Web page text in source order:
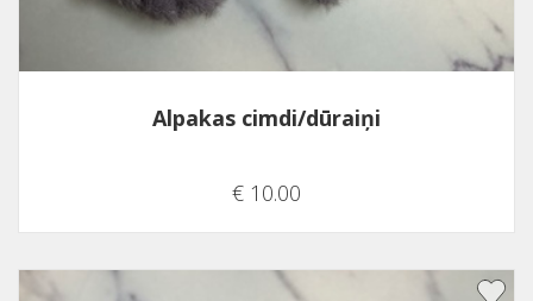
Alpakas cimdi/dūraiņi
€ 10.00